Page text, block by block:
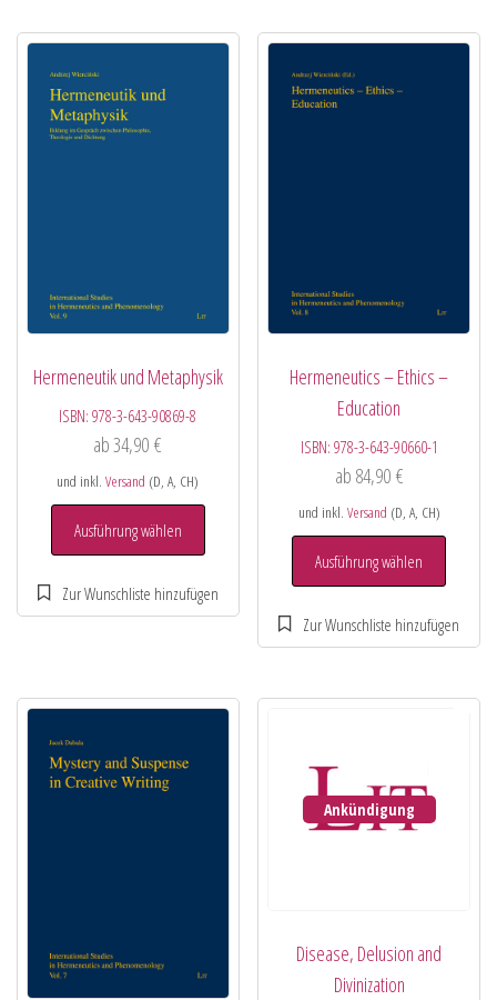
Hermeneutik und Metaphysik
ISBN:978-3-643-90869-8
ab34,90€
und inkl.Versand (D, A, CH)
Ausführung wählen
Hermeneutics – Ethics –
Education
ISBN: 978-3-643-90660-1
ab 84,90 €
und inkl. Versand (D, A, CH)
Ausführung wählen
Ankündigung
Disease, Delusion and
Divinization